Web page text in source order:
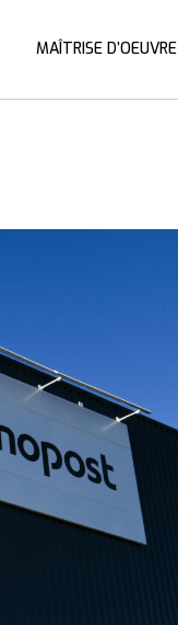
MAÎTRISE D’OEUVRE